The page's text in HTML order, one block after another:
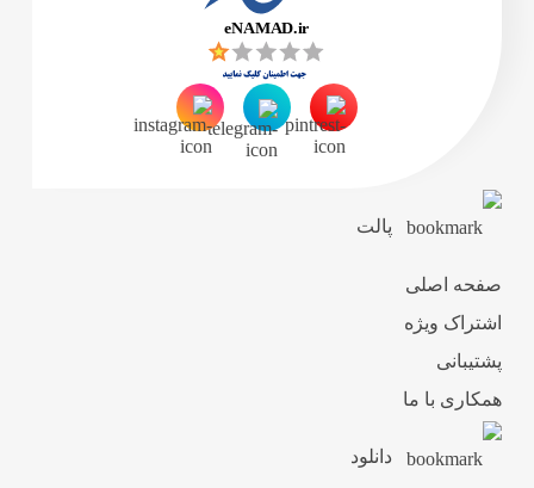
پالت
صفحه اصلی
اشتراک ویژه
پشتیبانی
همکاری با ما
دانلود